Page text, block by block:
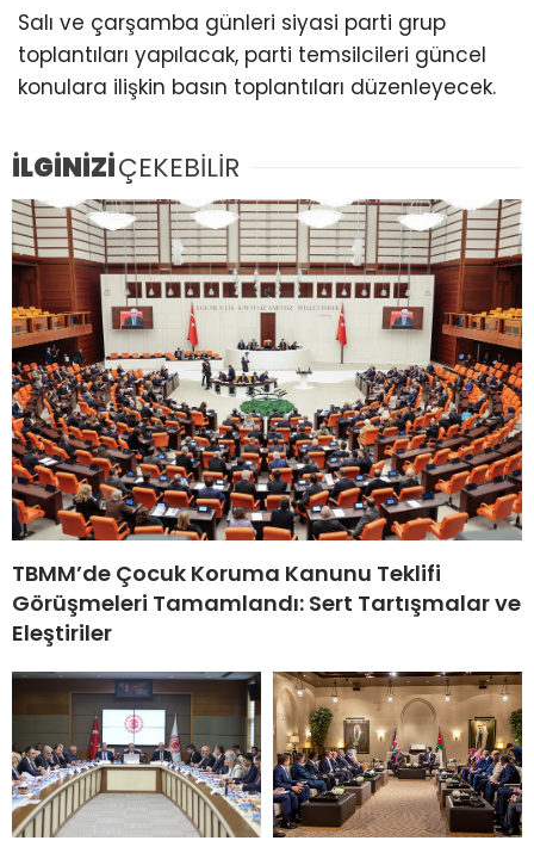
Salı ve çarşamba günleri siyasi parti grup
toplantıları yapılacak, parti temsilcileri güncel
konulara ilişkin basın toplantıları düzenleyecek.
İLGİNİZİÇEKEBİLİR
TBMM’de Çocuk Koruma Kanunu Teklifi
Görüşmeleri Tamamlandı: Sert Tartışmalar ve
Eleştiriler